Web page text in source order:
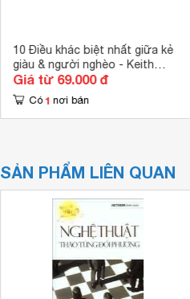
10 Điều khác biệt nhất giữa kẻ
giàu & người nghèo - Keith
Cameron Smith
Giá từ 69.000 đ
Có 1 nơi bán
SẢN PHẨM LIÊN QUAN